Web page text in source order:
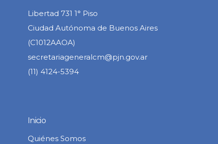
Libertad 731 1° Piso
Ciudad Autónoma de Buenos Aires
(C1012AAOA)
secretariageneralcm@pjn.gov.ar
(11) 4124-5394
Inicio
Quiénes Somos